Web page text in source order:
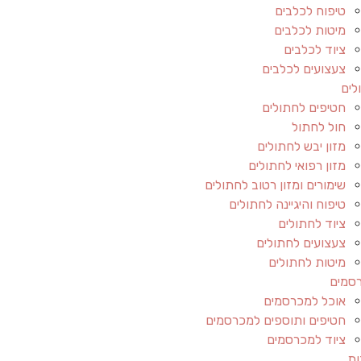
טיפוח לכלבים
מיטות לכלבים
ציוד לכלבים
צעצועים לכלבים
חטיפים לחתולים
חול לחתול
מזון יבש לחתולים
מזון רפואי לחתולים
שימורים ומזון רטוב לחתולים
טיפוח והיגיינה לחתולים
ציוד לחתולים
צעצועים לחתולים
מיטות לחתולים
אוכל למכרסמים
חטיפים ותוספים למכרסמים
ציוד למכרסמים